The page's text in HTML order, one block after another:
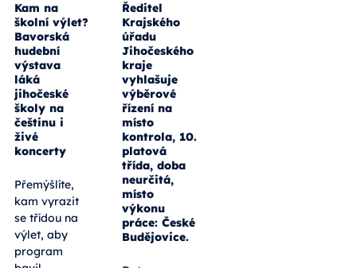
Kam na
školní výlet?
Bavorská
hudební
výstava
láká
jihočeské
školy na
češtinu i
živé
koncerty
Přemýšlíte,
kam vyrazit
se třídou na
výlet, aby
program
Ředitel
Krajského
úřadu
Jihočeského
kraje
vyhlašuje
výběrové
řízení na
místo
kontrola, 10.
platová
třída, doba
neurčitá,
místo
výkonu
práce: České
Budějovice.